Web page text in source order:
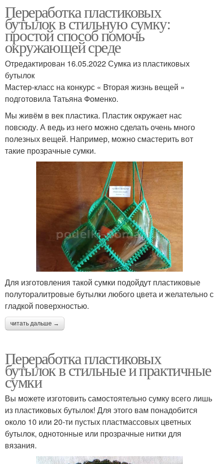
Переработка пластиковых
бутылок в стильную сумку:
простой способ помочь
окружающей среде
Отредактирован 16.05.2022 Сумка из пластиковых
бутылок
Мастер-класс на конкурс « Вторая жизнь вещей »
подготовила Татьяна Фоменко.
Мы живём в век пластика. Пластик окружает нас
повсюду. А ведь из него можно сделать очень много
полезных вещей. Например, можно смастерить вот
такие прозрачные сумки.
Для изготовления такой сумки подойдут пластиковые
полуторалитровые бутылки любого цвета и желательно с
гладкой поверхностью.
читать дальше →
Переработка пластиковых
бутылок в стильные и практичные
сумки
Вы можете изготовить самостоятельно сумку всего лишь
из пластиковых бутылок! Для этого вам понадобится
около 10 или 20-ти пустых пластмассовых цветных
бутылок, однотонные или прозрачные нитки для
вязания.